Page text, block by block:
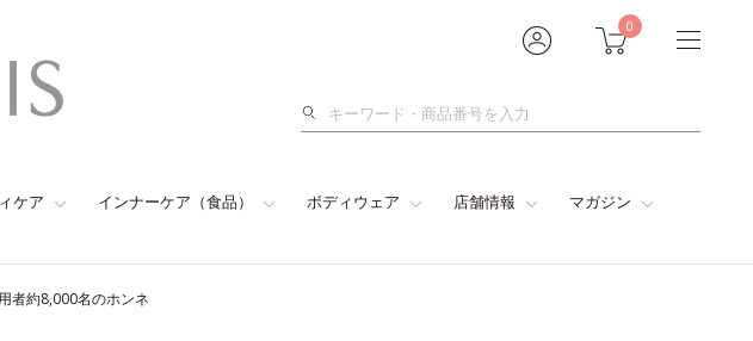
0
検
ケア インナーケア（食品） ボディウェア 店舗情報 マガジン
者約8,000名のホンネ